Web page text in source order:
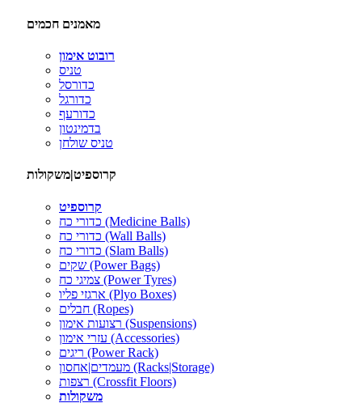
מאמנים חכמים
רובוט אימון
טניס
כדורסל
כדורגל
כדורעף
בדמינטון
טניס שולחן
קרוספיט|משקולות
קרוספיט
כדורי כח (Medicine Balls)
כדורי כח (Wall Balls)
כדורי כח (Slam Balls)
שקים (Power Bags)
צמיגי כח (Power Tyres)
ארגזי פליו (Plyo Boxes)
חבלים (Ropes)
רצועות אימון (Suspensions)
עזרי אימון (Accessories)
ריגים (Power Rack)
מעמדים|אחסון (Racks|Storage)
רצפות (Crossfit Floors)
משקולות